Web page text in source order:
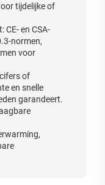
tijdelijke of
CE- en CSA-
normen,
voor
of
en snelle
garandeert.